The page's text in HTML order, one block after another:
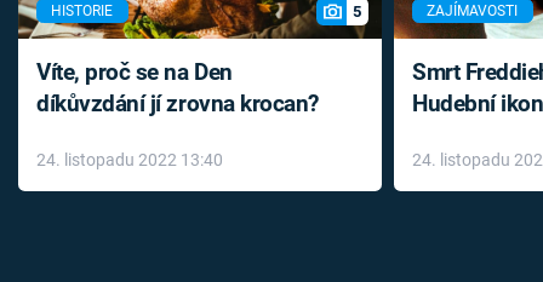
HISTORIE 5
Víte, proč se na Den
díkůvzdání jí zrovna krocan?
24. listopadu 2022 13:40
ZAJÍMAVOSTI
Smrt
Hudební
léky
24. listopadu